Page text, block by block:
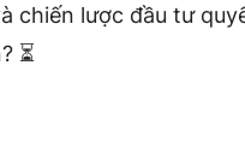
chiến lược đầu tư
⏳